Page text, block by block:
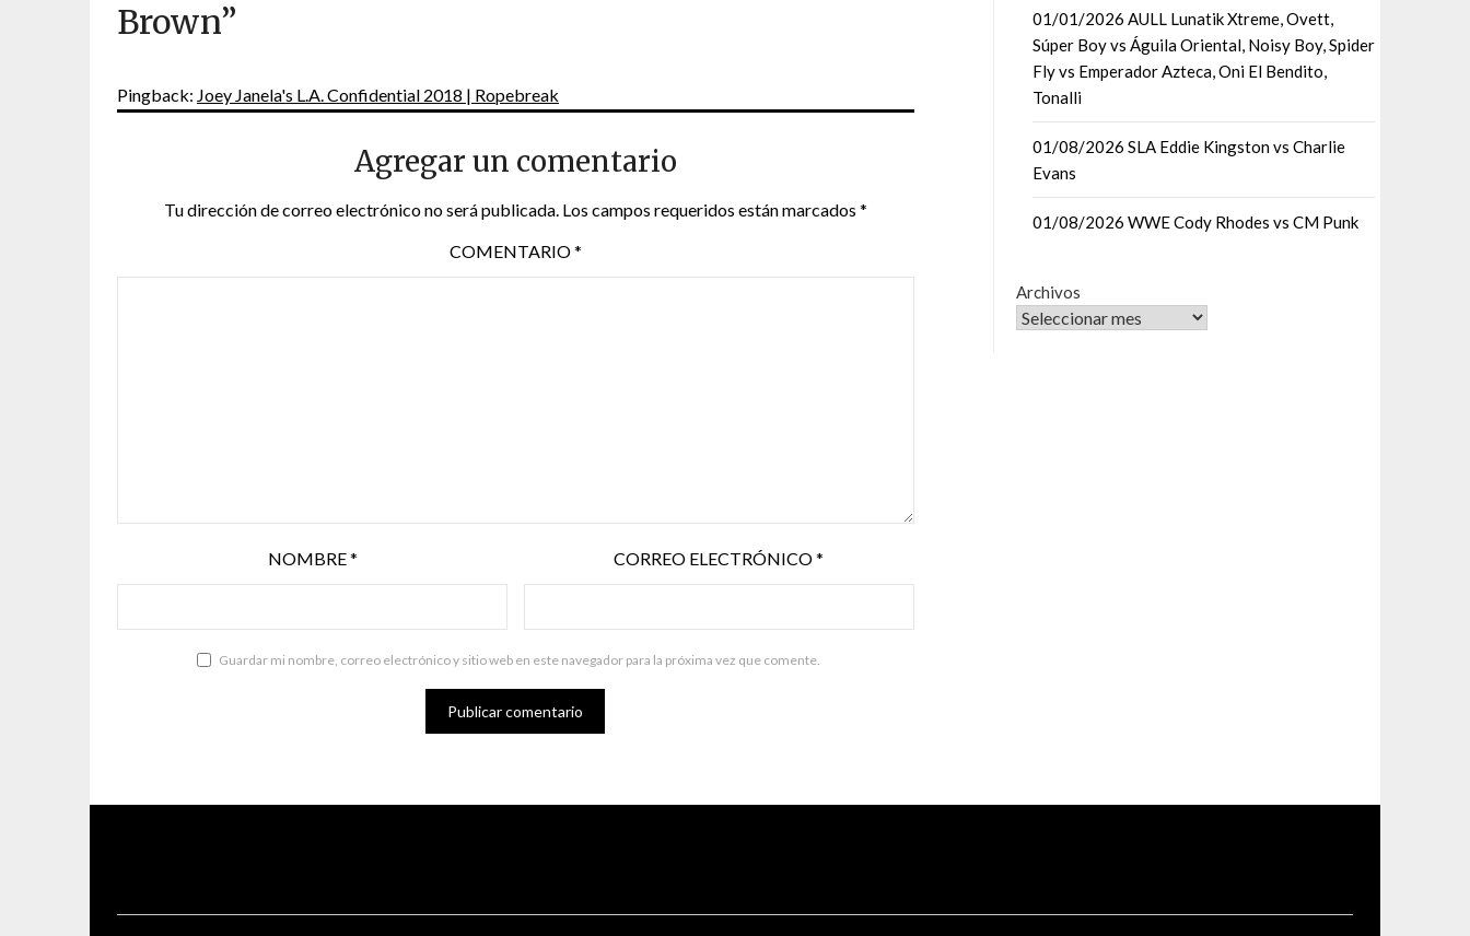
Brown”
Pingback: Joey Janela's L.A. Confidential 2018 | Ropebreak
Agregar un comentario
Tu dirección de correo electrónico no será publicada. Los campos requeridos están marcados *
COMENTARIO*
NOMBRE* CORREO ELECTRÓNICO*
Guardar mi nombre, correo electrónico y sitio web en este navegador para la próxima vez que comente.
01/01/2026 AULL Lunatik Xtreme, Ovett,
Súper Boy vs Águila Oriental, Noisy Boy, Spider
Fly vs Emperador Azteca, Oni El Bendito,
Tonalli
01/08/2026 SLA Eddie Kingston vs Charlie
Evans
01/08/2026 WWE Cody Rhodes vs CM Punk
Archivos